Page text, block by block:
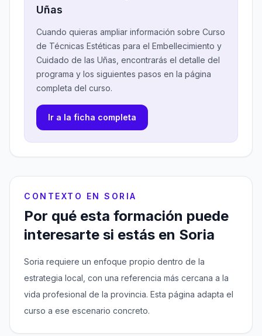
Uñas
Cuando quieras ampliar información sobre Curso
de Técnicas Estéticas para el Embellecimiento y
Cuidado de las Uñas, encontrarás el detalle del
programa y los siguientes pasos en la página
completa del curso.
Ir a la ficha completa
CONTEXTO EN SORIA
Por qué esta formación puede
interesarte si estás en Soria
Soria requiere un enfoque propio dentro de la
estrategia local, con una referencia más cercana a la
vida profesional de la provincia. Esta página adapta el
curso a ese escenario concreto.